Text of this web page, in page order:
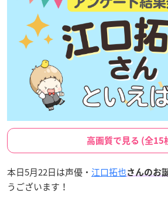
高画質で見る (全15
本日5月22日は声優・ 江口拓也 さんのお
うございます！